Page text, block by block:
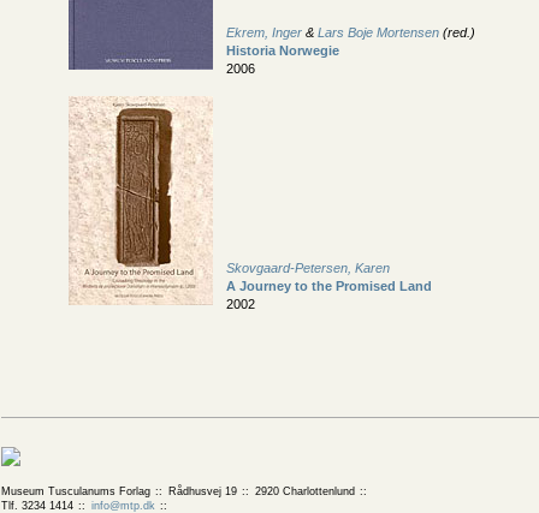
Ekrem, Inger & Lars Boje Mortensen (red.)
Historia Norwegie
2006
Skovgaard-Petersen, Karen
A Journey to the Promised Land
2002
Museum Tusculanums Forlag Rådhusvej 19
2920 Charlottenlund
Tlf. 3234 1414
info@mtp.dk